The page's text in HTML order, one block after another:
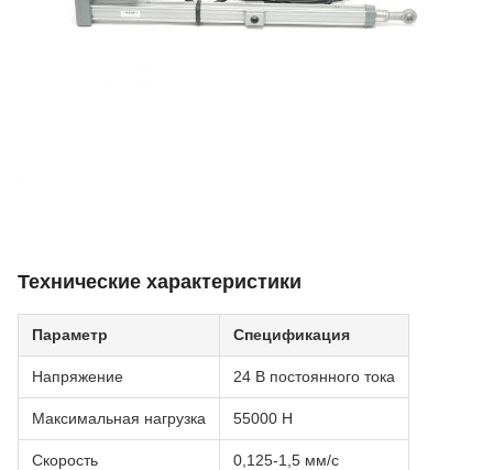
Технические характеристики
Параметр Спецификация
Напряжение 24 В постоянного тока
Максимальная нагрузка 55000 Н
Скорость 0,125-1,5 мм/с